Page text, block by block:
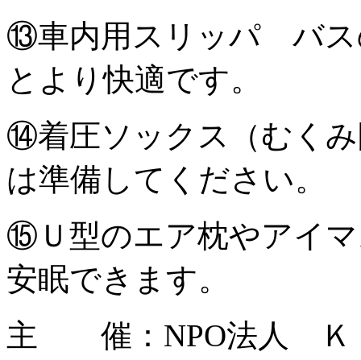
⑬車内用スリッパ バス
とより快適です。
⑭着圧ソックス（むく
は準備してください。
⑮Ｕ型のエア枕やアイ
安眠できます。
主 催：NPO法人 Ｋ